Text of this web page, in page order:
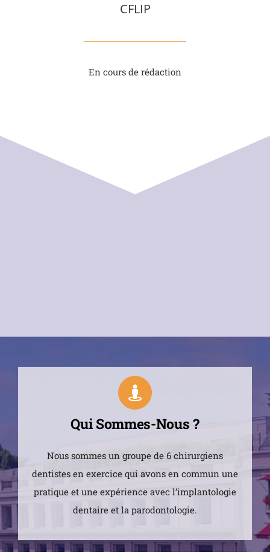
CFLIP
En cours de rédaction
Qui Sommes-Nous ?
Nous sommes un groupe de 6 chirurgiens
dentistes en exercice qui avons en commun une
pratique et une expérience avec l’implantologie
dentaire et la parodontologie.